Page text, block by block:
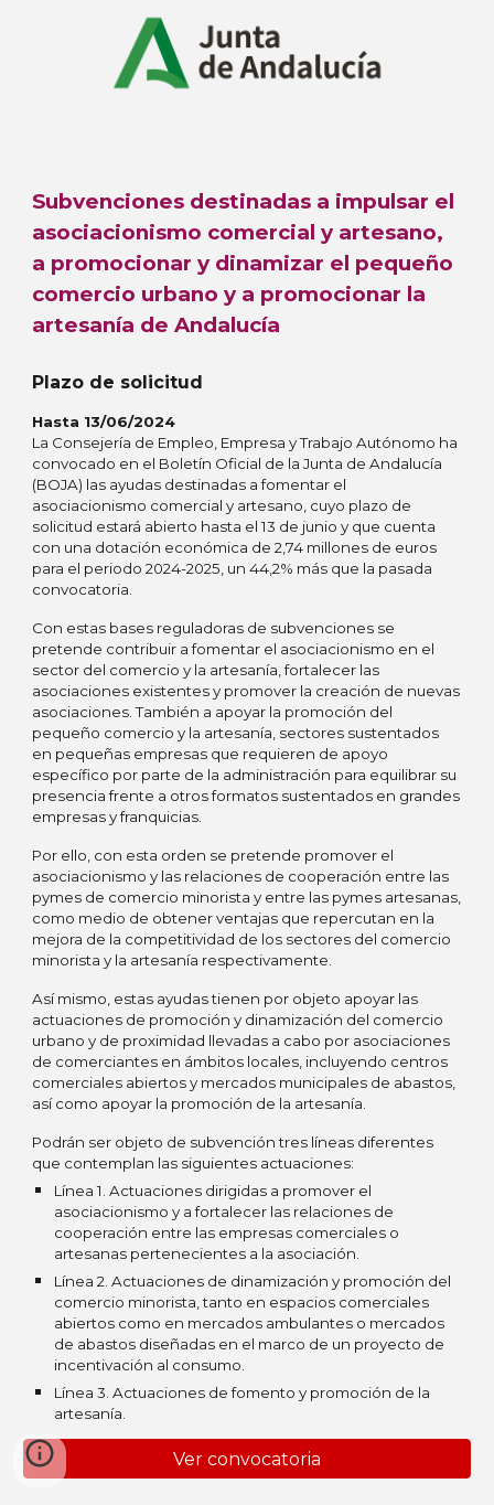
Subvenciones destinadas a impulsar el
asociacionismo comercial y artesano,
a promocionar y dinamizar el pequeño
comercio urbano y a promocionar la
artesanía de Andalucía
Plazo de solicitud
Hasta 13/06/2024
La Consejería de Empleo, Empresa y Trabajo Autónomo ha
convocado en el Boletín Oficial de la Junta de Andalucía
(BOJA) las ayudas destinadas a fomentar el
asociacionismo comercial y artesano, cuyo plazo de
solicitud estará abierto hasta el 13 de junio y que cuenta
con una dotación económica de 2,74 millones de euros
para el periodo 2024-2025, un 44,2% más que la pasada
convocatoria.
Con estas bases reguladoras de subvenciones se
pretende contribuir a fomentar el asociacionismo en el
sector del comercio y la artesanía, fortalecer las
asociaciones existentes y promover la creación de nuevas
asociaciones. También a apoyar la promoción del
pequeño comercio y la artesanía, sectores sustentados
en pequeñas empresas que requieren de apoyo
específico por parte de la administración para equilibrar su
presencia frente a otros formatos sustentados en grandes
empresas y franquicias.
Por ello, con esta orden se pretende promover el
asociacionismo y las relaciones de cooperación entre las
pymes de comercio minorista y entre las pymes artesanas,
como medio de obtener ventajas que repercutan en la
mejora de la competitividad de los sectores del comercio
minorista y la artesanía respectivamente.
Así mismo, estas ayudas tienen por objeto apoyar las
actuaciones de promoción y dinamización del comercio
urbano y de proximidad llevadas a cabo por asociaciones
de comerciantes en ámbitos locales, incluyendo centros
comerciales abiertos y mercados municipales de abastos,
así como apoyar la promoción de la artesanía.
Podrán ser objeto de subvención tres líneas diferentes
que contemplan las siguientes actuaciones:
Línea 1. Actuaciones dirigidas a promover el
asociacionismo y a fortalecer las relaciones de
cooperación entre las empresas comerciales o
artesanas pertenecientes a la asociación.
Línea 2. Actuaciones de dinamización y promoción del
comercio minorista, tanto en espacios comerciales
abiertos como en mercados ambulantes o mercados
de abastos diseñadas en el marco de un proyecto de
incentivación al consumo.
Línea 3. Actuaciones de fomento y promoción de la
artesanía.
Ver convocatoria